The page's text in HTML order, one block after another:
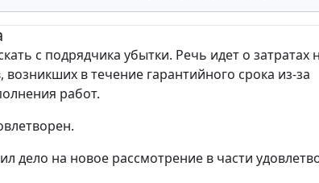
с подрядчика убытки. Речь идет о затратах
возникших в течение гарантийного срока из-за
работ.
дело на новое рассмотрение в части